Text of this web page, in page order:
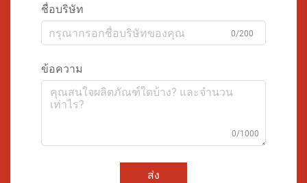
ชื่อบริษัท
0/200
ข้อความ
0/1000
ส่ง